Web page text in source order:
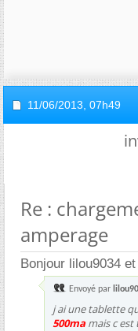
11/06/2013, 07h49
Re :
amperage
Bonjour lilou9034
Envoyé par
j ai une tablette
500mamais c est